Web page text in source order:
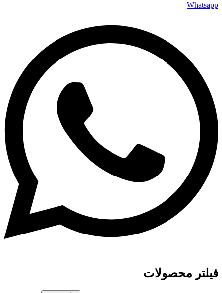
Whatsapp
فیلتر محصولات